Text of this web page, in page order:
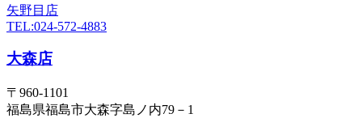
矢野目店
TEL:024-572-4883
大森店
〒960-1101
福島県福島市大森字島ノ内79－1